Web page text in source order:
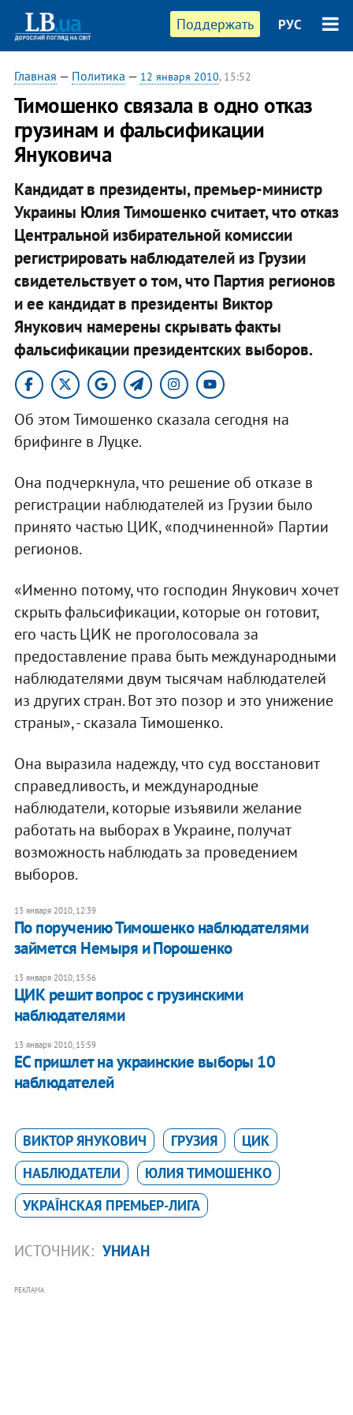
Поддержать РУС
Главная — Политика — 12 января 2010, 15:52
Тимошенко связала в одно отказ
грузинам и фальсификации
Януковича
Кандидат в президенты, премьер-министр
Украины Юлия Тимошенко считает, что отказ
Центральной избирательной комиссии
регистрировать наблюдателей из Грузии
свидетельствует о том, что Партия регионов
и ее кандидат в президенты Виктор
Янукович намерены скрывать факты
фальсификации президентских выборов.
Об этом Тимошенко сказала сегодня на
брифинге в Луцке.
Она подчеркнула, что решение об отказе в
регистрации наблюдателей из Грузии было
принято частью ЦИК, «подчиненной» Партии
регионов.
«Именно потому, что господин Янукович хочет
скрыть фальсификации, которые он готовит,
его часть ЦИК не проголосовала за
предоставление права быть международными
наблюдателями двум тысячам наблюдателей
из других стран. Вот это позор и это унижение
страны», - сказала Тимошенко.
Она выразила надежду, что суд восстановит
справедливость, и международные
наблюдатели, которые изъявили желание
работать на выборах в Украине, получат
возможность наблюдать за проведением
выборов.
13 января 2010, 12:39
По поручению Тимошенко наблюдателями
займется Немыря и Порошенко
13 января 2010, 15:56
ЦИК решит вопрос с грузинскими
наблюдателями
13 января 2010, 15:59
ЕС пришлет на украинские выборы 10
наблюдателей
ВИКТОР ЯНУКОВИЧ ГРУЗИЯ
ЦИК
НАБЛЮДАТЕЛИ
ЮЛИЯ ТИМОШЕНКО
УКРАЇНСКАЯ ПРЕМЬЕР-ЛИГА
ИСТОЧНИК: УНИАН
РЕКЛАМА